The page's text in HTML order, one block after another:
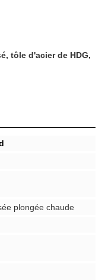
tôle d'acier de HDG,
plongée chaude